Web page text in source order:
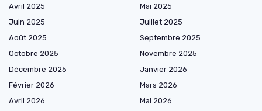
Avril 2025
Mai 2025
Juin 2025
Juillet 2025
Août 2025
Septembre 2025
Octobre 2025
Novembre 2025
Décembre 2025
Janvier 2026
Février 2026
Mars 2026
Avril 2026
Mai 2026